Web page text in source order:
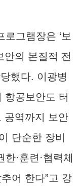
그램장은 ‘보
안의 본질적 전
했다. 이광병
항공보안도 터
공역까지 보안
단순한 장비
·훈련·협력체
어 한다”고 강